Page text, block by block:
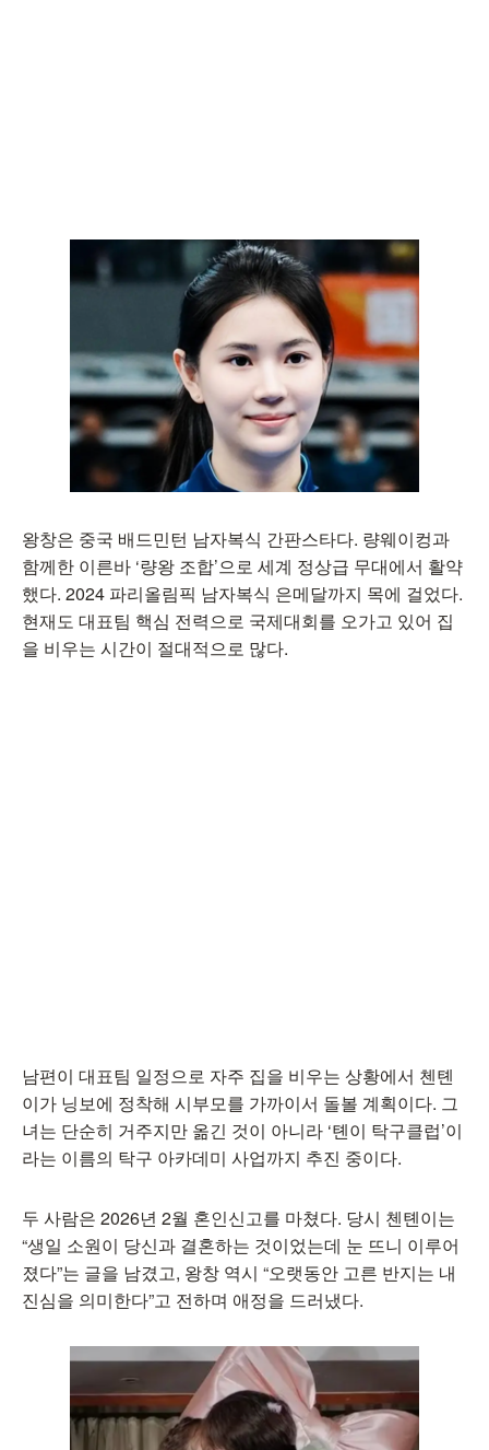
왕창은 중국 배드민턴 남자복식 간판스타다. 량웨이컹과
함께한 이른바 ‘량왕 조합’으로 세계 정상급 무대에서 활약
했다. 2024 파리올림픽 남자복식 은메달까지 목에 걸었다.
현재도 대표팀 핵심 전력으로 국제대회를 오가고 있어 집
을 비우는 시간이 절대적으로 많다.
남편이 대표팀 일정으로 자주 집을 비우는 상황에서 첸톈
이가 닝보에 정착해 시부모를 가까이서 돌볼 계획이다. 그
녀는 단순히 거주지만 옮긴 것이 아니라 ‘톈이 탁구클럽’이
라는 이름의 탁구 아카데미 사업까지 추진 중이다.
두 사람은 2026년 2월 혼인신고를 마쳤다. 당시 첸톈이는
“생일 소원이 당신과 결혼하는 것이었는데 눈 뜨니 이루어
졌다”는 글을 남겼고, 왕창 역시 “오랫동안 고른 반지는 내
진심을 의미한다”고 전하며 애정을 드러냈다.